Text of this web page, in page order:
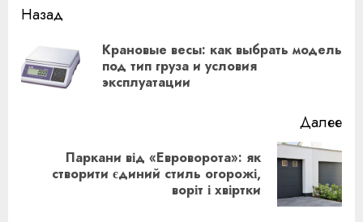
Продолжить
чтение
Назад
Крановые весы: как выбрать модель
под тип груза и условия
эксплуатации
Далее
Следующая
Паркани від «Евроворота»: як
створити єдиний стиль огорожі,
воріт і хвіртки